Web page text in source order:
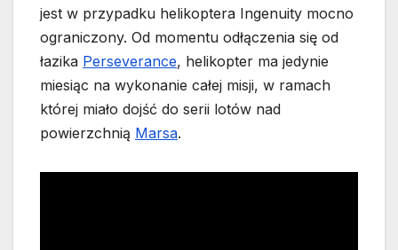
jest w przypadku helikoptera Ingenuity mocno
ograniczony. Od momentu odłączenia się od
łazika Perseverance, helikopter ma jedynie
miesiąc na wykonanie całej misji, w ramach
której miało dojść do serii lotów nad
powierzchnią Marsa.